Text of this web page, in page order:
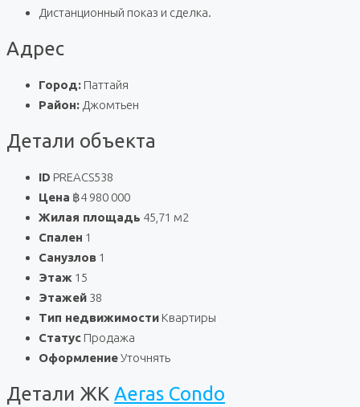
Дистанционный показ и сделка.
Адрес
Город: Паттайя
Район: Джомтьен
Детали объекта
ID PREACS538
Цена ฿4 980 000
Жилая площадь 45,71 м2
Спален 1
Санузлов 1
Этаж 15
Этажей 38
Тип недвижимости Квартиры
Статус Продажа
ОформлениеУточнять
Детали ЖК Aeras Condo